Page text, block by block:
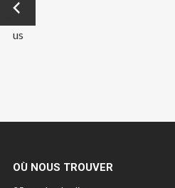
Previo
us
OÙ NOUS TROUVER